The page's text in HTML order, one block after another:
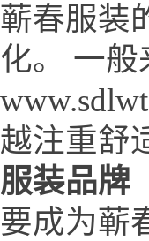
蕲春服装
化。 一
越注重舒
服装品牌
要成为蕲